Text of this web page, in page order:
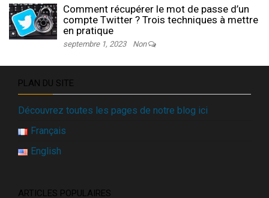
Comment récupérer le mot de passe d’un
compte Twitter ? Trois techniques à mettre
en pratique
septembre 1, 2023 Non
PLAN DU SITE
Découvrez toutes les pages de notre blog ici
Français
English
ARTICLES POPULAIRES